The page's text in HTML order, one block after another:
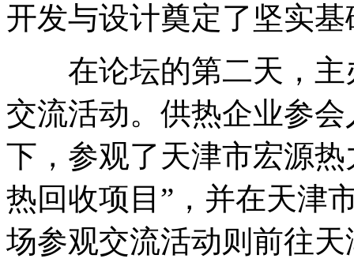
开发与设计奠定了坚实基
在论坛的第二天，主
交流活动。供热企业参
下，参观了天津市宏源
热回收项目”，并在天津
场参观交流活动则前往